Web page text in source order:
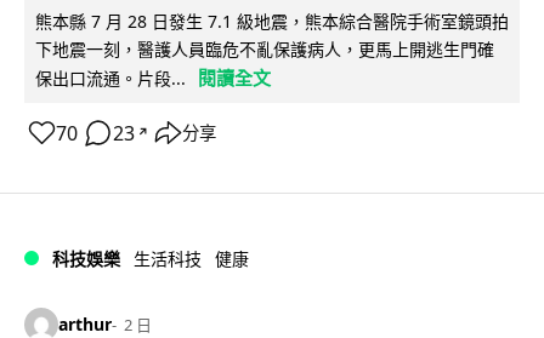
熊本縣 7 月 28 日發生 7.1 級地震，熊本綜合醫院手術室鏡頭拍
下地震一刻，醫護人員臨危不亂保護病人，更馬上開逃生門確
保出口流通。片段...
閱讀全文
70 23 ↗ 分享
科技娛樂 生活科技 健康
arthur 2 日